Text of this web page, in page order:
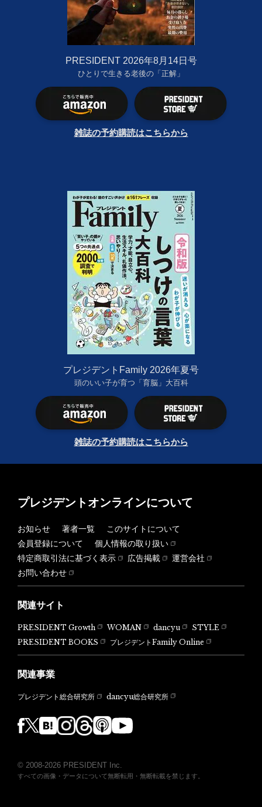
PRESIDENT 2026年8月14日号
ひとりで生きる老後の「正解」
雑誌の予約購読はこちらから
プレジデントFamily 2026年夏号
頭のいい子が育つ「育脳」大百科
雑誌の予約購読はこちらから
プレジデントオンラインについて
お知らせ 著者一覧
このサイトについて
会員登録について
個人情報の取り扱い
特定商取引法に基づく表示
広告掲載
運営会社
お問い合わせ
関連サイト
PRESIDENT Growth WOMAN dancyu
STYLE
PRESIDENT BOOKS
プレジデントFamily Online
関連事業
プレジデント総合研究所 dancyu総合研究所
© 2008-2026 PRESIDENT Inc.
すべての画像・データについて無断転用・無断転載を禁じます。